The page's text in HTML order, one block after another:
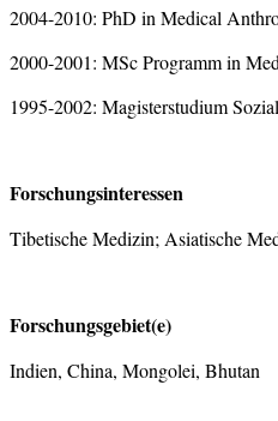
2004-2010: PhD in Medical
2000-2001: MSc Programm in
1995-2002: Magisterstudium
Forschungsinteressen
Tibetische Medizin; Asiatische
Forschungsgebiet(e)
Indien, China, Mongolei, Bhutan